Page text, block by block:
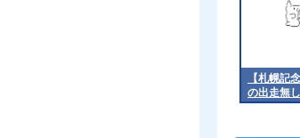
【札幌記
の出走無し